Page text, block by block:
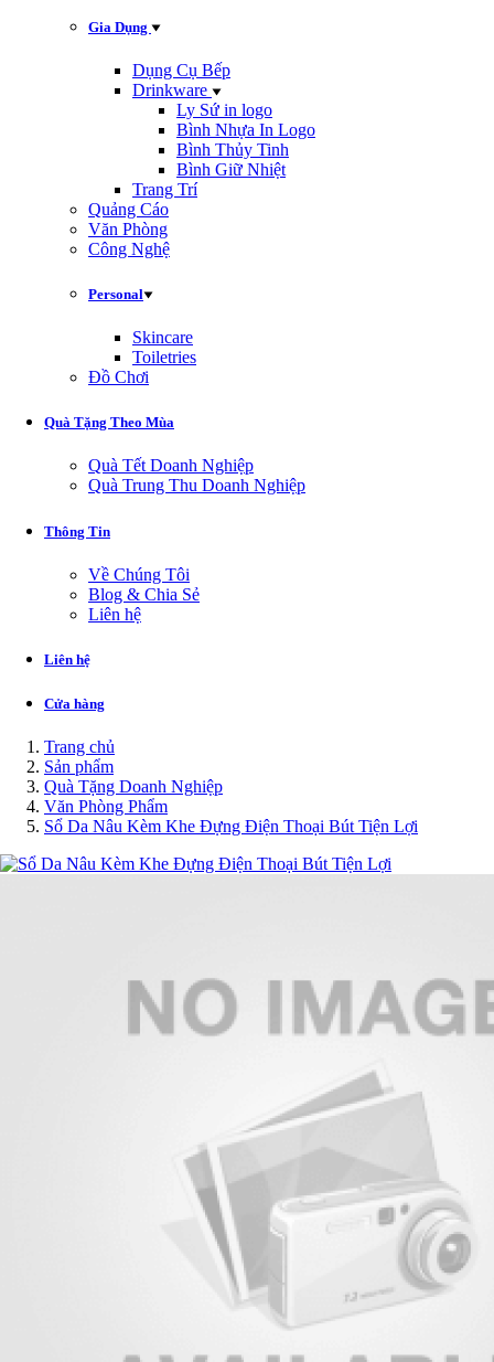
Gia Dụng
Dụng Cụ Bếp
Drinkware
Ly Sứ in logo
Bình Nhựa In Logo
Bình Thủy Tinh
Bình Giữ Nhiệt
Trang Trí
Quảng Cáo
Văn Phòng
Công Nghệ
Personal
Skincare
Toiletries
Đồ Chơi
Quà Tặng Theo Mùa
Quà Tết Doanh Nghiệp
Quà Trung Thu Doanh Nghiệp
Thông Tin
Về Chúng Tôi
Blog & Chia Sẻ
Liên hệ
Liên hệ
Cửa hàng
Trang chủ
Sản phẩm
Quà Tặng Doanh Nghiệp
Văn Phòng Phẩm
Sổ Da Nâu Kèm Khe Đựng Điện Thoại Bút Tiện Lợi